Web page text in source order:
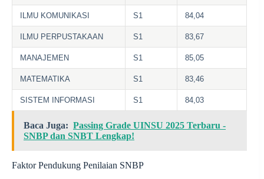
ILMU KOMUNIKASI S1 84,04
ILMU PERPUSTAKAAN S1 83,67
MANAJEMEN S1 85,05
MATEMATIKA S1 83,46
SISTEM INFORMASI S1 84,03
Baca Juga: Passing Grade UINSU 2025 Terbaru -
SNBP dan SNBT Lengkap!
Faktor Pendukung Penilaian SNBP